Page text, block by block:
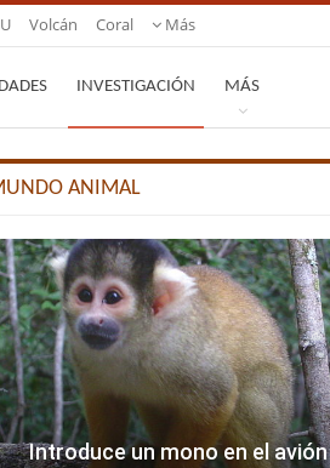
Volcán Coral Más
INVESTIGACIÓN MÁS
ANIMAL
Introduce un mono en el avión